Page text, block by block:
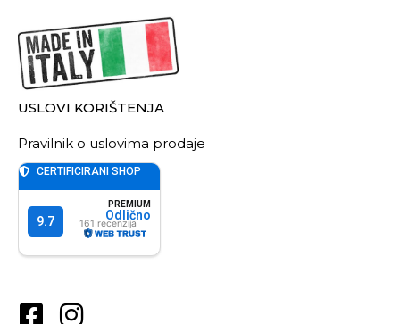
USLOVI KORIŠTENJA
Pravilnik o uslovima prodaje